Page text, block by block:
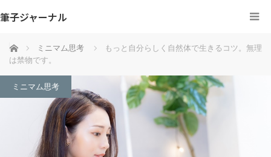
筆子ジャーナル
ホーム ミニマム思考
もっと自分らしく自然体で生きるコツ。無理
は禁物です。
ミニマム思考